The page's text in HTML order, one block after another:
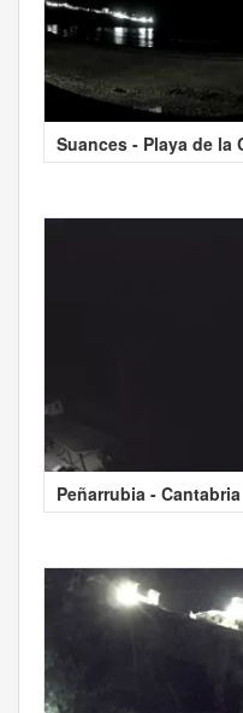
Suances - Playa de la
Peñarrubia - Cantabria